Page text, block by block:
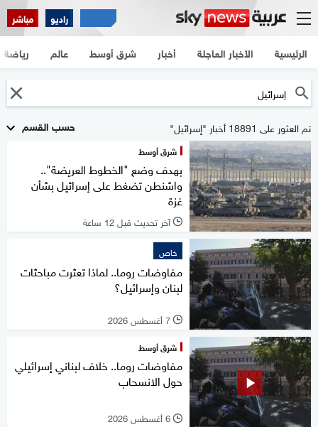
راديو مباشر
الرئيسية الأخبار العاجلة أخبار شرق أوسط عالم رياضة
حسب القسم تم العثور على 18891 أخبار "إسرائيل"
شرق أوسط
بهدف وضع "الخطوط العريضة"..
واشنطن تضغط على إسرائيل بشأن
غزة
l آخر تحديث قبل 12 ساعة
خاص
مفاوضات روما.. لماذا تعثرت مباحثات
لبنان وإسرائيل؟
l 7 أغسطس 2026
شرق أوسط
مفاوضات روما.. خلاف لبناني إسرائيلي
حول الانسحاب
l 6 أغسطس 2026